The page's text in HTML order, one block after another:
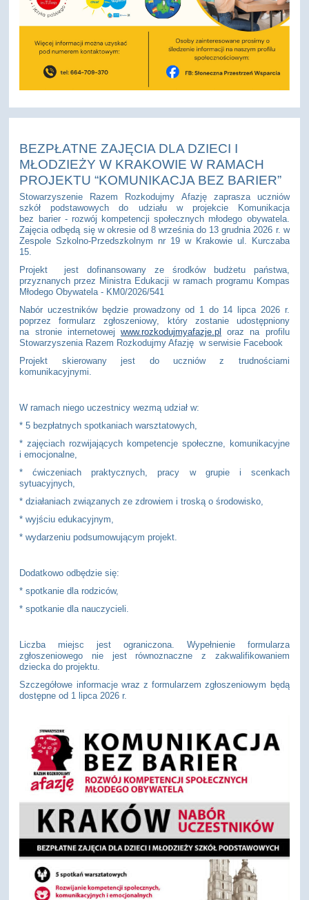
BEZPŁATNE ZAJĘCIA DLA DZIECI I
MŁODZIEŻY W KRAKOWIE W RAMACH
PROJEKTU “KOMUNIKACJA BEZ BARIER”
Stowarzyszenie Razem Rozkodujmy Afazję zaprasza uczniów
szkół podstawowych do udziału w projekcie Komunikacja
bez barier - rozwój kompetencji społecznych młodego obywatela.
Zajęcia odbędą się w okresie od 8 września do 13 grudnia 2026 r. w
Zespole Szkolno-Przedszkolnym nr 19 w Krakowie ul. Kurczaba
15.
Projekt jest dofinansowany ze środków budżetu państwa,
przyznanych przez Ministra Edukacji w ramach programu Kompas
Młodego Obywatela - KM0/2026/541
Nabór uczestników będzie prowadzony od 1 do 14 lipca 2026 r.
poprzez formularz zgłoszeniowy, który zostanie udostępniony
na stronie internetowej www.rozkodujmyafazje.pl
oraz na profilu
Stowarzyszenia Razem Rozkodujmy Afazję w serwisie Facebook
Projekt skierowany jest do uczniów z trudnościami
komunikacyjnymi.
W ramach niego uczestnicy wezmą udział w:
* 5 bezpłatnych spotkaniach warsztatowych,
* zajęciach rozwijających kompetencje społeczne, komunikacyjne
i emocjonalne,
* ćwiczeniach praktycznych, pracy w grupie i scenkach
sytuacyjnych,
* działaniach związanych ze zdrowiem i troską o środowisko,
* wyjściu edukacyjnym,
* wydarzeniu podsumowującym projekt.
Dodatkowo odbędzie się:
* spotkanie dla rodziców,
* spotkanie dla nauczycieli.
Liczba miejsc jest ograniczona. Wypełnienie formularza
zgłoszeniowego nie jest równoznaczne z zakwalifikowaniem
dziecka do projektu.
Szczegółowe informacje wraz z formularzem zgłoszeniowym będą
dostępne od 1 lipca 2026 r.